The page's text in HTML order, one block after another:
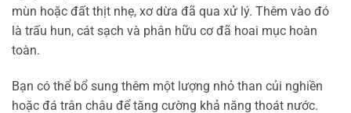
mùn hoặc đất thịt nhẹ, xơ dừa đã qua xử lý. Thêm vào đó
là trấu hun, cát sạch và phân hữu cơ đã hoai mục hoàn
toàn.
Bạn có thể bổ sung thêm một lượng nhỏ than củi nghiền
hoặc đá trân châu để tăng cường khả năng thoát nước.